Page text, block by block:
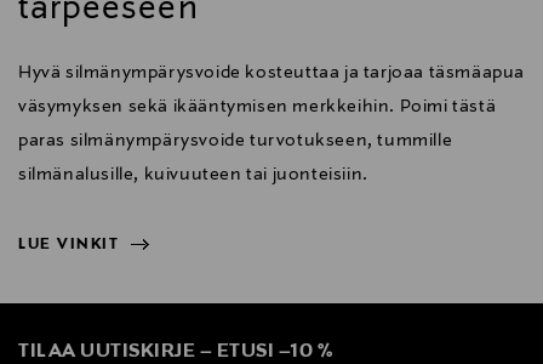
tarpeeseen
Hyvä silmänympärysvoide kosteuttaa ja tarjoaa täsmäapua
väsymyksen sekä ikääntymisen merkkeihin. Poimi tästä
paras silmänympärysvoide turvotukseen, tummille
silmänalusille, kuivuuteen tai juonteisiin.
LUE VINKIT
TILAA UUTISKIRJE – ETUSI –10 %